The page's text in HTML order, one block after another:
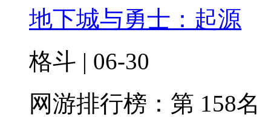
地下城与勇士：起源
格斗 | 06-30
网游排行榜： 第 158名